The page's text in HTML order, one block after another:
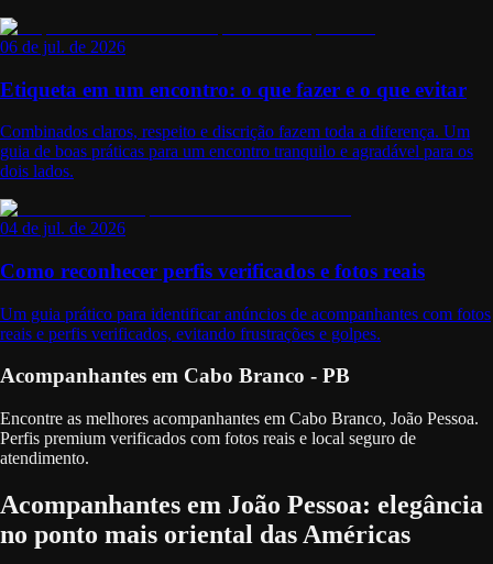
06 de jul. de 2026
Etiqueta em um encontro: o que fazer e o que evitar
Combinados claros, respeito e discrição fazem toda a diferença. Um
guia de boas práticas para um encontro tranquilo e agradável para os
dois lados.
04 de jul. de 2026
Como reconhecer perfis verificados e fotos reais
Um guia prático para identificar anúncios de acompanhantes com fotos
reais e perfis verificados, evitando frustrações e golpes.
Acompanhantes em Cabo Branco - PB
Encontre as melhores acompanhantes em Cabo Branco, João Pessoa.
Perfis premium verificados com fotos reais e local seguro de
atendimento.
Acompanhantes em João Pessoa: elegância
no ponto mais oriental das Américas